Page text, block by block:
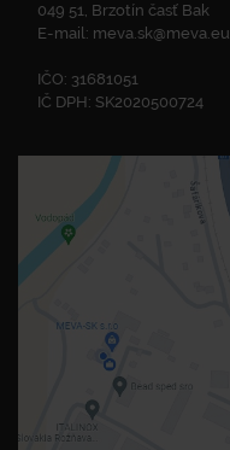
049 51, Brzotín časť Bak
E-mail: meva.sk@meva.eu
IČO: 31681051
IČ DPH: SK2020500724